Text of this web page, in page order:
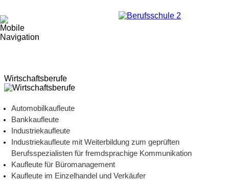
Wirtschaftsberufe
Automobilkaufleute
Bankkaufleute
Industriekaufleute
Industriekaufleute mit Weiterbildung zum geprüften
Berufsspezialisten für fremdsprachige Kommunikation
Kaufleute für Büromanagement
Kaufleute im Einzelhandel und Verkäufer